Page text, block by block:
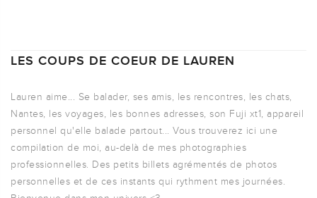
LES COUPS DE COEUR DE LAUREN
Lauren aime... Se balader, ses amis, les rencontres, les chats,
Nantes, les voyages, les bonnes adresses, son Fuji xt1, appareil
personnel qu'elle balade partout... Vous trouverez ici une
compilation de moi, au-delà de mes photographies
professionnelles. Des petits billets agrémentés de photos
personnelles et de ces instants qui rythment mes journées.